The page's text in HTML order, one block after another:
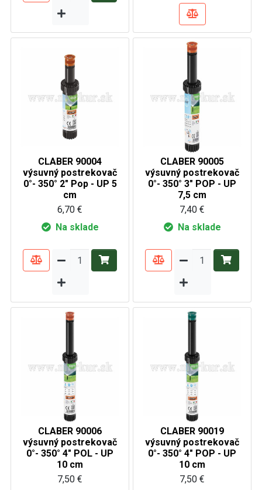
CLABER 90004
výsuvný postrekovač
0°- 350° 2" Pop - UP 5
cm
6,70 €
Na sklade
CLABER 90005
výsuvný postrekovač
0°- 350° 3" POP - UP
7,5 cm
7,40 €
Na sklade
CLABER 90006
výsuvný postrekovač
0°- 350° 4" POL - UP
10 cm
7,50 €
CLABER 90019
výsuvný postrekovač
0°- 350° 4" POP - UP
10 cm
7,50 €